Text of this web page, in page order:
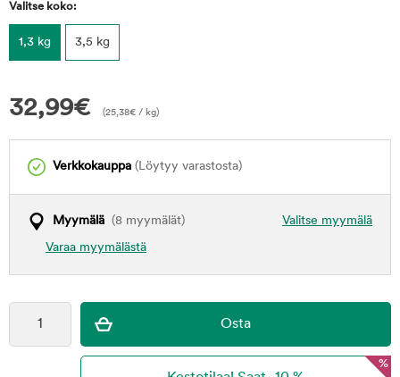
Valitse koko:
1,3 kg 3,5 kg
32,99€ (25,38€ / kg)
Verkkokauppa (Löytyy varastosta)
Valitse myymälä
Myymälä (8 myymälät)
Varaa myymälästä
%